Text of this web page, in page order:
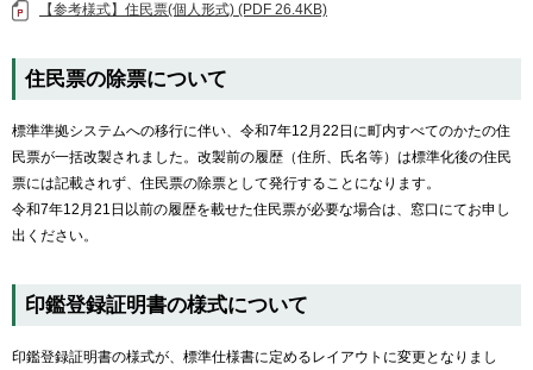
【参考様式】住民票(個人形式) (PDF 26.4KB)
住民票の除票について
標準準拠システムへの移行に伴い、令和7年12月22日に町内すべてのかたの住
民票が一括改製されました。改製前の履歴（住所、氏名等）は標準化後の住民
票には記載されず、住民票の除票として発行することになります。
令和7年12月21日以前の履歴を載せた住民票が必要な場合は、窓口にてお申し
出ください。
印鑑登録証明書の様式について
印鑑登録証明書の様式が、標準仕様書に定めるレイアウトに変更となりまし